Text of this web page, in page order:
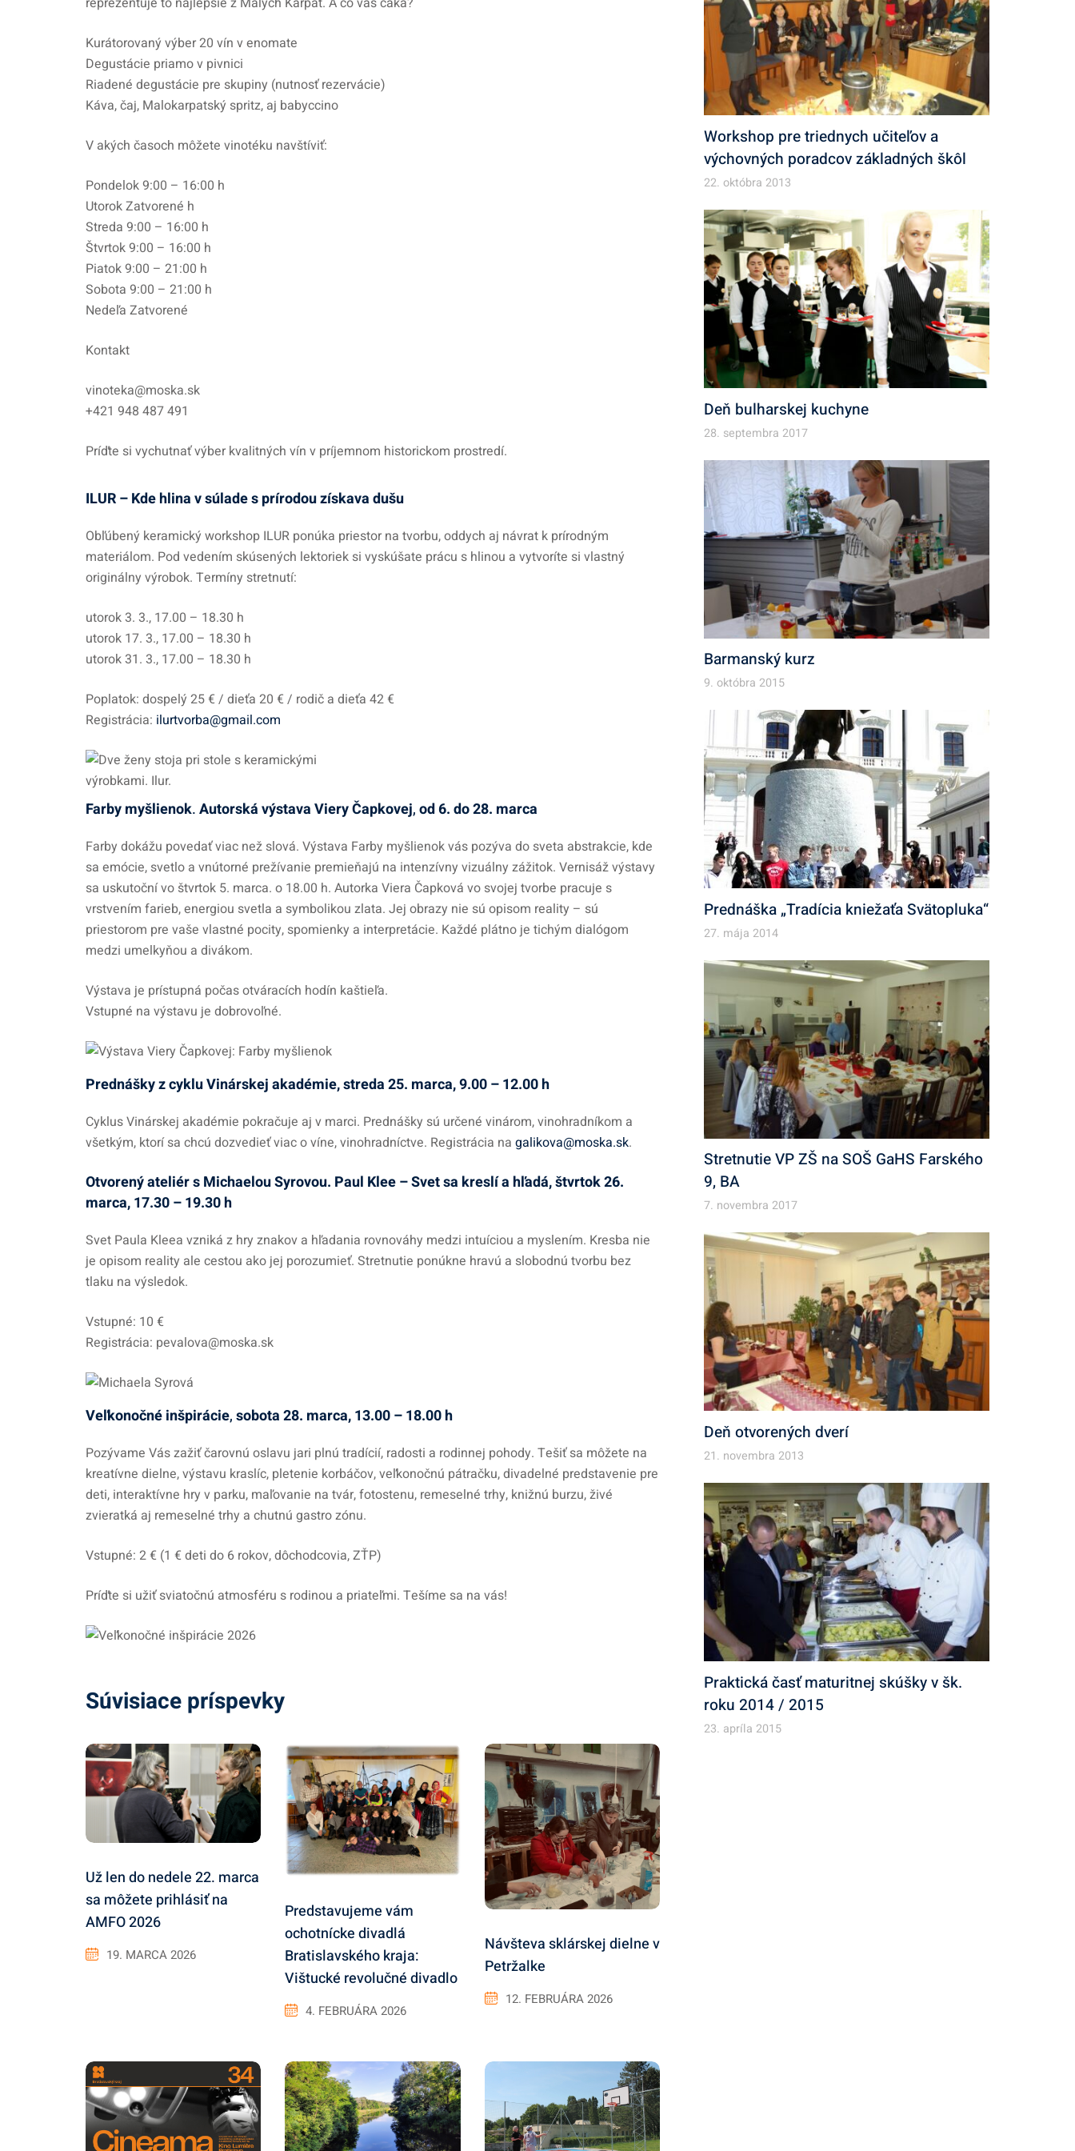
Kurátorovaný výber 20 vín v enomate
Degustácie priamo v pivnici
Riadené degustácie pre skupiny (nutnosť rezervácie)
Káva, čaj, Malokarpatský spritz, aj babyccino
V akých časoch môžete vinotéku navštíviť:
Pondelok 9:00 – 16:00 h
Utorok Zatvorené h
Streda 9:00 – 16:00 h
Štvrtok 9:00 – 16:00 h
Piatok 9:00 – 21:00 h
Sobota 9:00 – 21:00 h
Nedeľa Zatvorené
Kontakt
vinoteka@moska.sk
+421 948 487 491
Príďte si vychutnať výber kvalitných vín v príjemnom historickom prostredí.
ILUR – Kde hlina v súlade s prírodou získava dušu
Obľúbený keramický workshop ILUR ponúka priestor na tvorbu, oddych aj návrat k prírodným
materiálom. Pod vedením skúsených lektoriek si vyskúšate prácu s hlinou a vytvoríte si vlastný
originálny výrobok. Termíny stretnutí:
utorok 3. 3., 17.00 – 18.30 h
utorok 17. 3., 17.00 – 18.30 h
utorok 31. 3., 17.00 – 18.30 h
Poplatok: dospelý 25 € / dieťa 20 € / rodič a dieťa 42 €
Registrácia: ilurtvorba@gmail.com
Farby myšlienok.Autorská výstava Viery Čapkovej,od 6. do 28. marca
Farby dokážu povedať viac než slová. Výstava Farby myšlienok vás pozýva do sveta abstrakcie, kde
sa emócie, svetlo a vnútorné prežívanie premieňajú na intenzívny vizuálny zážitok. Vernisáž výstavy
sa uskutoční vo štvrtok 5. marca. o 18.00 h. Autorka Viera Čapková vo svojej tvorbe pracuje s
vrstvením farieb, energiou svetla a symbolikou zlata. Jej obrazy nie sú opisom reality – sú
priestorom pre vaše vlastné pocity, spomienky a interpretácie. Každé plátno je tichým dialógom
medzi umelkyňou a divákom.
Výstava je prístupná počas otváracích hodín kaštieľa.
Vstupné na výstavu je dobrovoľné.
Prednášky z cyklu Vinárskej akadémie, streda 25. marca, 9.00 – 12.00h
Cyklus Vinárskej akadémie pokračuje aj v marci. Prednášky sú určené vinárom, vinohradníkom a
všetkým, ktorí sa chcú dozvedieť viac o víne, vinohradníctve. Registrácia na galikova@moska.sk.
Otvorený ateliér s Michaelou Syrovou. Paul Klee – Svet sa kreslí a hľadá, štvrtok 26.
marca, 17.30 – 19.30 h
Svet Paula Kleea vzniká z hry znakov a hľadania rovnováhy medzi intuíciou a myslením. Kresba nie
je opisom reality ale cestou ako jej porozumieť. Stretnutie ponúkne hravú a slobodnú tvorbu bez
tlaku na výsledok.
Vstupné: 10 €
Registrácia: pevalova@moska.sk
Veľkonočné inšpirácie,sobota 28. marca, 13.00 – 18.00h
Pozývame Vás zažiť čarovnú oslavu jari plnú tradícií, radosti a rodinnej pohody. Tešiť sa môžete na
kreatívne dielne, výstavu kraslíc, pletenie korbáčov, veľkonočnú pátračku, divadelné predstavenie pre
deti, interaktívne hry v parku, maľovanie na tvár, fotostenu, remeselné trhy, knižnú burzu, živé
zvieratká aj remeselné trhy a chutnú gastro zónu.
Vstupné: 2 € (1 € deti do 6 rokov, dôchodcovia, ZŤP)
Príďte si užiť sviatočnú atmosféru s rodinou a priateľmi. Tešíme sa na vás!
Súvisiace príspevky
Už len do nedele 22. marca
sa môžete prihlásiť na
AMFO 2026
19. MARCA 2026
Predstavujeme vám
ochotnícke divadlá
Bratislavského kraja:
Vištucké revolučné divadlo
4. FEBRUÁRA 2026
Návšteva sklárskej dielne v
Petržalke
12. FEBRUÁRA 2026
Workshop pre triednych učiteľov a
výchovných poradcov základných škôl
22. októbra 2013
Deň bulharskej kuchyne
28. septembra 2017
Barmanský kurz
9. októbra 2015
Prednáška „Tradícia kniežaťa Svätopluka“
27. mája 2014
Stretnutie VP ZŠ na SOŠ GaHS Farského
9, BA
7. novembra 2017
Deň otvorených dverí
21. novembra 2013
Praktická časť maturitnej skúšky v šk.
roku 2014 / 2015
23. apríla 2015